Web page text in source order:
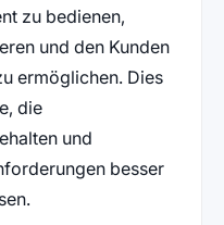
zu bedienen,
und den Kunden
ermöglichen. Dies
die
und
besser